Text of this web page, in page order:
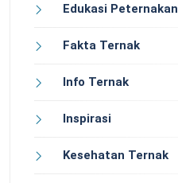
Edukasi Peternakan
Fakta Ternak
Info Ternak
Inspirasi
Kesehatan Ternak